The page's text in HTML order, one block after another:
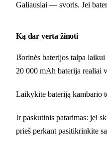
Galiausiai — svoris. Jei
Ką dar verta žinoti
Išorinės baterijos talpa
20 000 mAh baterija realiai
Laikykite bateriją kambario
Ir paskutinis patarimas: jei
prieš perkant pasitikrinkite